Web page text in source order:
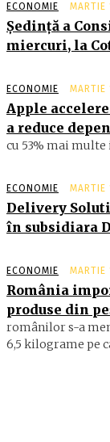
ECONOMIE
Şedinţă a
miercuri, la
ECONOMIE
Apple
a reduce
cu 53% mai multe
ECONOMIE
Delivery
în subsidiara
ECONOMIE
România
produse din
ro­mâ­nilor s-a
6,5 ki­lograme pe